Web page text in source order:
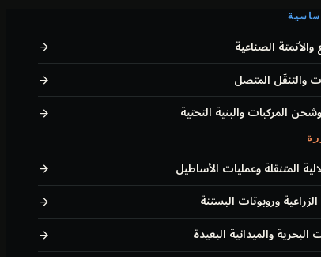
والأتمتة الصناعية
والتنقّل المتصل
المركبات والبنية التحتية
المتنقلة وعمليات الأساطيل
وروبوتات البستنة
البحرية والميدانية البعيدة